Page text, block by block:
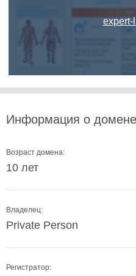
expert-
Информация о
Возраст домена:
10 лет
Владелец:
Private Person
Регистратор: